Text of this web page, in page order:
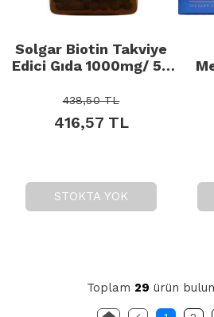
Solgar Biotin Takviye
Edici Gıda 1000mg/ 50
438,50TL
416,57TL
STOKTA YOK
Toplam 29 ürün